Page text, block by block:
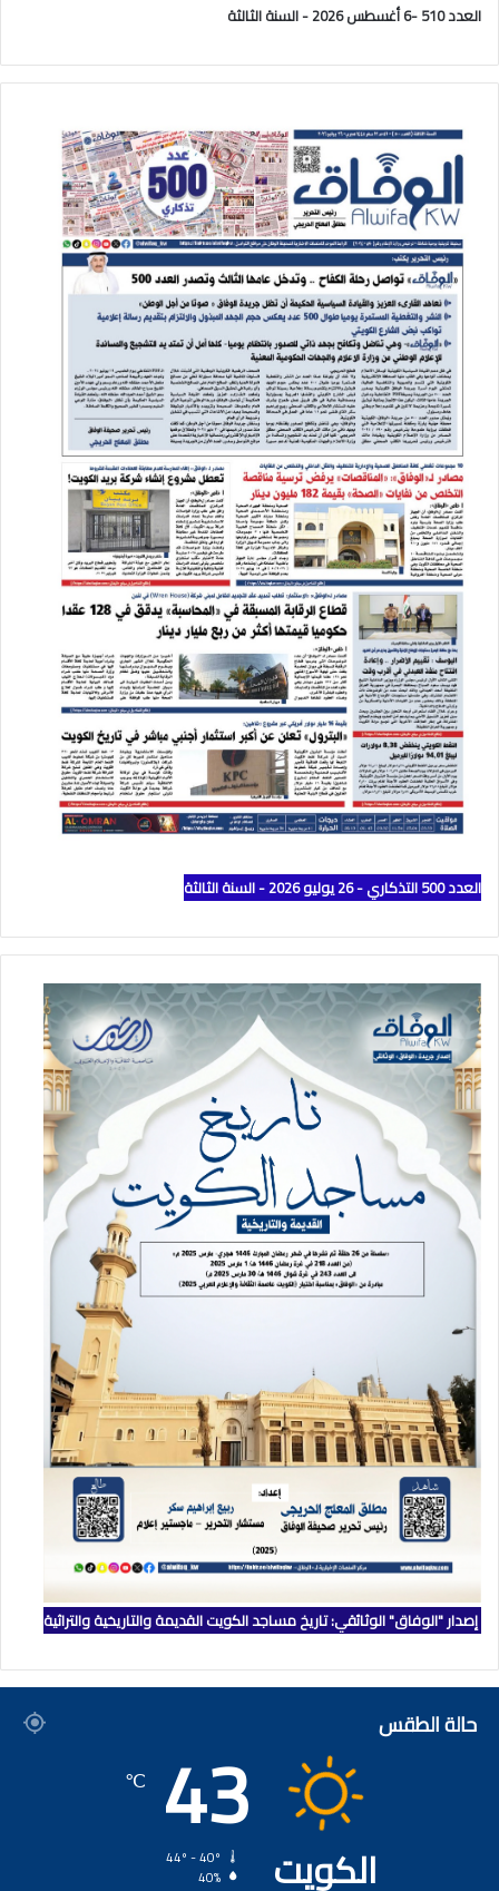
العدد 510 -6 أغسطس 2026 - السنة الثالثة
العدد 500 التذكاري - 26 يوليو 2026 - السنة الثالثة
إصدار "الوفاق" الوثائقي: تاريخ مساجد الكويت القديمة والتاريخية والتراثية
حالة الطقس
الكويت
43
℃
40%